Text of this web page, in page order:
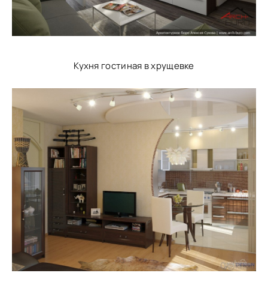
Кухня гостиная в хрущевке